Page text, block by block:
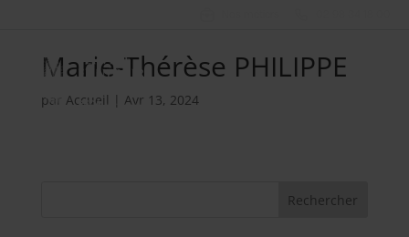
Marie-Thérèse PHILIPPE
par Accueil | Avr 13, 2024
Rechercher